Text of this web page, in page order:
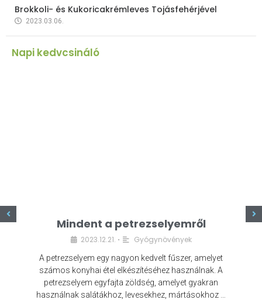
Brokkoli- és Kukoricakrémleves Tojásfehérjével
2023.03.06.
Napi kedvcsináló
Mindent a petrezselyemről
2023.12.21. • Gyógynövények
A petrezselyem egy nagyon kedvelt fűszer, amelyet
számos konyhai étel elkészítéséhez használnak. A
petrezselyem egyfajta zöldség, amelyet gyakran
használnak salátákhoz, levesekhez, mártásokhoz …